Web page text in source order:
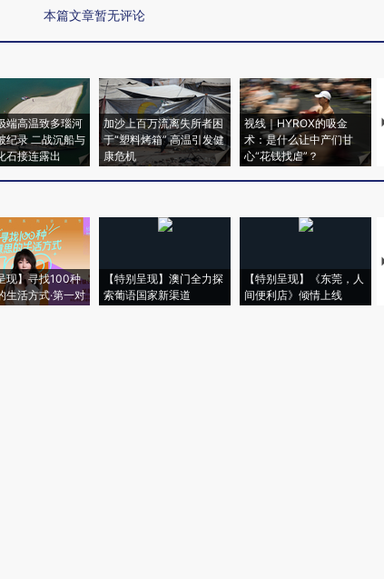
本篇文章暂无评论
端高温致多瑙河
纪录 二战沉船与
石接连露出
加沙上百万流离失所者困
于“塑料烤箱” 高温引发健
康危机
视线｜HYROX的吸金
术：是什么让中产们甘
心“花钱找虐”？
现】寻找100种
生活方式·第一对
【特别呈现】澳门全力探
索葡语国家新渠道
【特别呈现】《东莞，人
间便利店》倾情上线